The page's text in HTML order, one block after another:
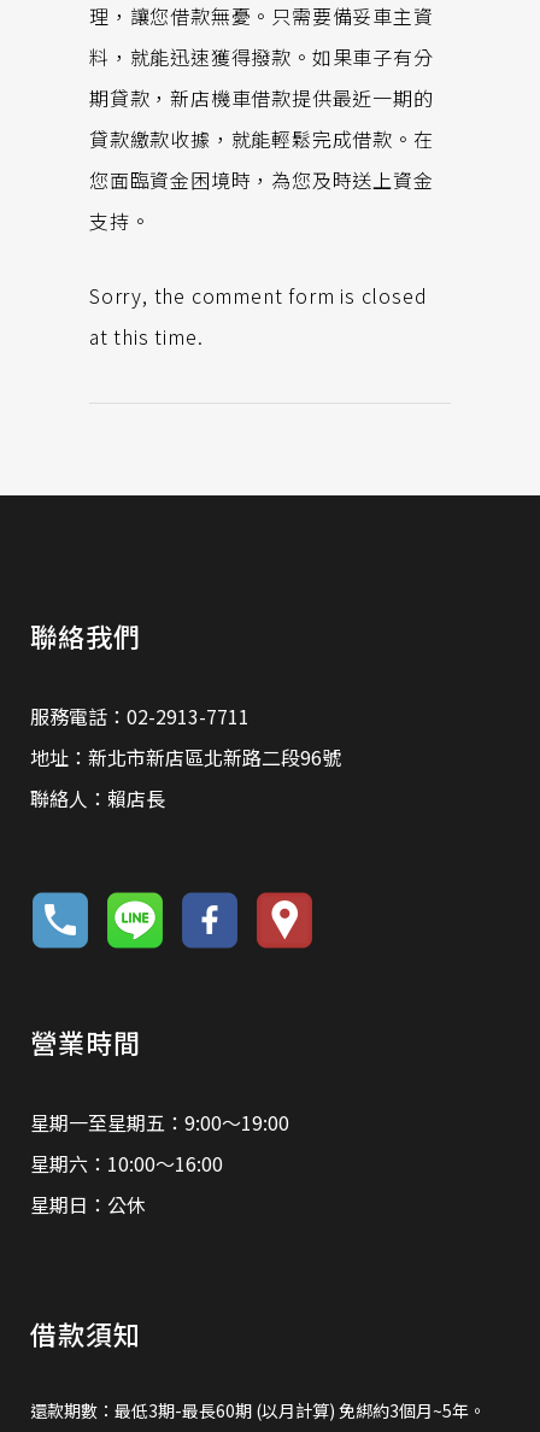
理，讓您借款無憂。只需要備妥車主資
料，就能迅速獲得撥款。如果車子有分
期貸款，新店機車借款提供最近一期的
貸款繳款收據，就能輕鬆完成借款。在
您面臨資金困境時，為您及時送上資金
支持。
Sorry, the comment form is closed
at this time.
聯絡我們
服務電話：02-2913-7711
地址：新北市新店區北新路二段96號
聯絡人：賴店長
營業時間
星期一至星期五：9:00～19:00
星期六：10:00～16:00
星期日：公休
借款須知
還款期數：最低3期-最長60期 (以月計算) 免綁約3個月~5年。